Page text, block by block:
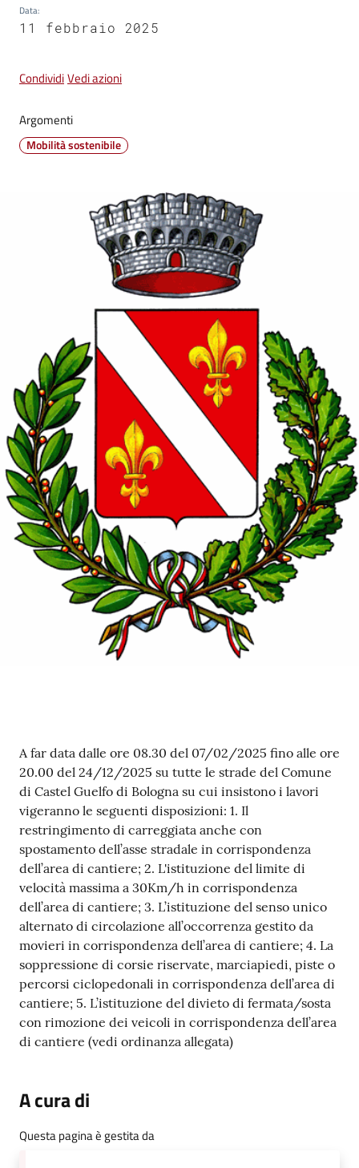
argomenti...
Seguici
Data:
11 febbraio 2025
CondividiVedi azioni
Argomenti
Mobilità sostenibile
Contenuto
A far data dalle ore 08.30 del 07/02/2025 fino alle ore
20.00 del 24/12/2025 su tutte le strade del Comune
di Castel Guelfo di Bologna su cui insistono i lavori
vigeranno le seguenti disposizioni: 1. Il
restringimento di carreggiata anche con
spostamento dell’asse stradale in corrispondenza
dell’area di cantiere; 2. L'istituzione del limite di
velocità massima a 30Km/h in corrispondenza
dell’area di cantiere; 3. L’istituzione del senso unico
alternato di circolazione all’occorrenza gestito da
movieri in corrispondenza dell’area di cantiere; 4. La
soppressione di corsie riservate, marciapiedi, piste o
percorsi ciclopedonali in corrispondenza dell’area di
cantiere; 5. L’istituzione del divieto di fermata/sosta
con rimozione dei veicoli in corrispondenza dell’area
di cantiere (vedi ordinanza allegata)
A cura di
Questa pagina è gestita da